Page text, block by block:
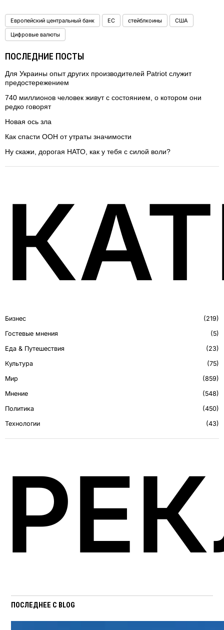
Европейский центральный банк ЕС стейблкоины
США
Цифровые валюты
ПОСЛЕДНИЕ ПОСТЫ
Для Украины опыт других производителей Patriot служит
предостережением
740 миллионов человек живут с состоянием, о котором они
редко говорят
Новая ось зла
Как спасти ООН от утраты значимости
Ну скажи, дорогая НАТО, как у тебя с силой воли?
Бизнес
219
Гостевые мнения
5
Еда & Путешествия
23
Культура
75
Мир
859
Мнение
548
Политика
450
Технологии
43
ПОСЛЕДНЕЕ С BLOG